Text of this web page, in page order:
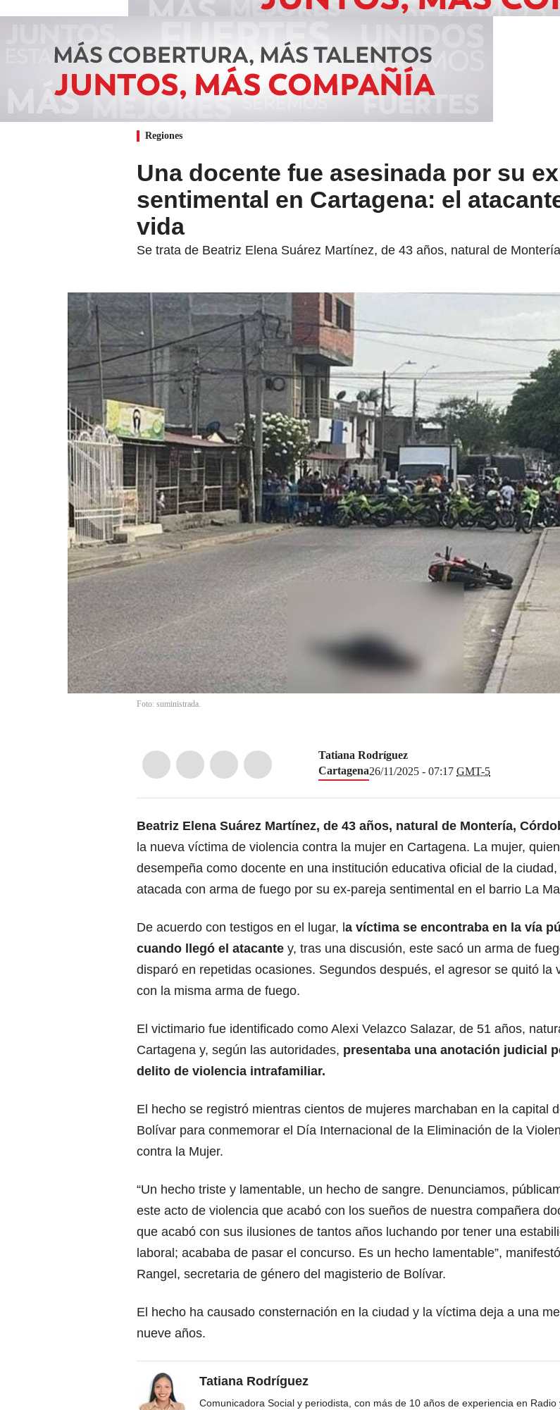
Regiones
Una docente fue asesinada por su
sentimental en Cartagena: el
vida
Se trata de Beatriz Elena Suárez Martínez, de 43 años, natural de
Foto: suministrada.
Tatiana Rodríguez
Cartagena26/11/2025 - 07:17 GMT-5
Beatriz Elena Suárez Martínez, de 43 años, natural de Montería,
la nueva víctima de violencia contra la mujer en Cartagena. La mujer,
desempeña como docente en una institución educativa oficial de la ciudad,
atacada con arma de fuego por su ex-pareja sentimental en el barrio La
De acuerdo con testigos en el lugar, l a víctima se encontraba en la vía
cuando llegó el atacante y, tras una discusión, este sacó un arma de
disparó en repetidas ocasiones. Segundos después, el agresor se quitó la
con la misma arma de fuego.
El victimario fue identificado como Alexi Velazco Salazar, de 51 años,
Cartagena y, según las autoridades, presentaba una anotación judicial
delito de violencia intrafamiliar.
El hecho se registró mientras cientos de mujeres marchaban en la capital
Bolívar para conmemorar el Día Internacional de la Eliminación de la
contra la Mujer.
“Un hecho triste y lamentable, un hecho de sangre. Denunciamos,
este acto de violencia que acabó con los sueños de nuestra compañera
que acabó con sus ilusiones de tantos años luchando por tener una
laboral; acababa de pasar el concurso. Es un hecho lamentable”,
Rangel, secretaria de género del magisterio de Bolívar.
El hecho ha causado consternación en la ciudad y la víctima deja a una
nueve años.
Tatiana Rodríguez
Comunicadora Social y periodista, con más de 10 años de experiencia en Radio